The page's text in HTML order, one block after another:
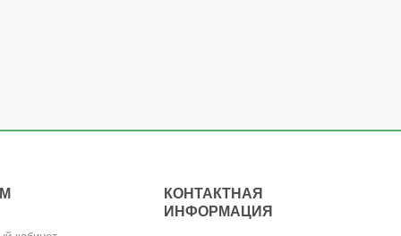
КОНТАКТНАЯ
ИНФОРМАЦИЯ